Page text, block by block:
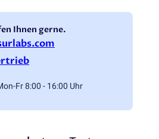
Ihnen gerne.
Fr 8:00 - 16:00 Uhr